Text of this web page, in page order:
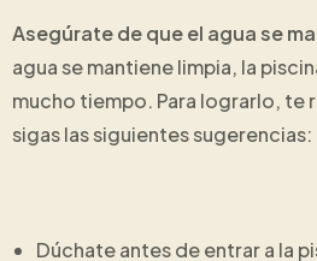
Asegúrate de que el agua se
agua se mantiene limpia, la
mucho tiempo. Para lograrlo, te
sigas las siguientes sugerencias:
Dúchate antes de entrar a la